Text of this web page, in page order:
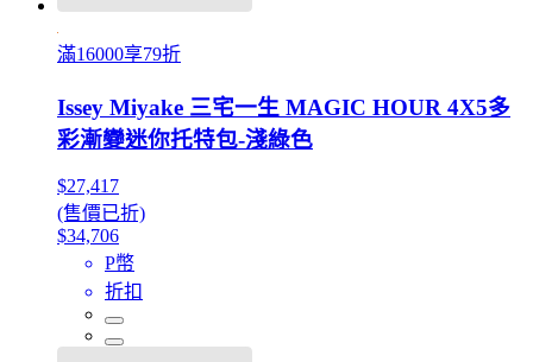
滿16000享79折
Issey Miyake 三宅一生 MAGIC HOUR 4X5多
彩漸變迷你托特包-淺綠色
$27,417
(售價已折)
$34,706
P幣
折扣